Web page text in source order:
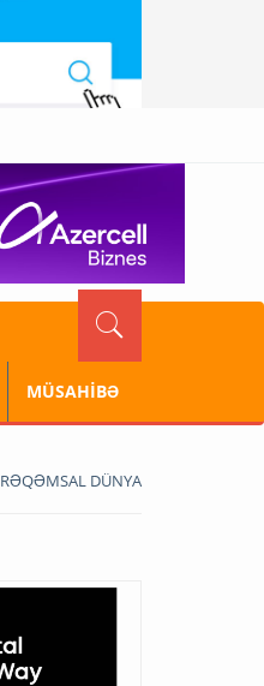
MÜSAHİBƏ
RƏQƏMSAL DÜNYA